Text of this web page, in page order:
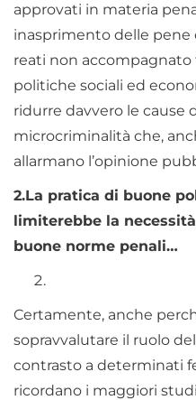
approvati in materia
inasprimento delle pene
reati non
politiche sociali ed
ridurre davvero le cause
microcriminalità che,
allarmano l’opinione
2.La pratica di buone
limiterebbe la
buone norme penali…
Certamente, anche
sopravvalutare il ruolo
contrasto a determinati
ricordano i maggiori